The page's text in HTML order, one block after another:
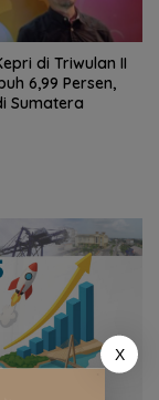
di Triwulan II
6,99 Persen,
Sumatera
X